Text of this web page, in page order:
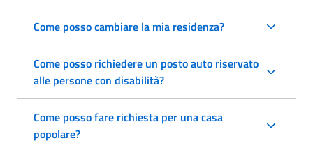
Come posso cambiare la mia residenza?
Come posso richiedere un posto auto riservato
alle persone con disabilità?
Come posso fare richiesta per una casa
popolare?